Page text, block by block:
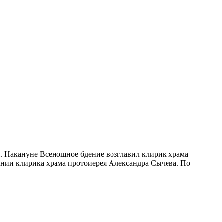
Всенощное бдение возглавил клирик храма
клирика храма протоиерея Александра Сычева. По